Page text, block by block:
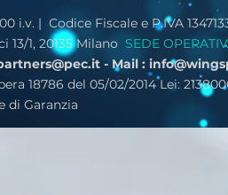
i.v. | Codice Fiscale e P.IVA
13/1, 20135 Milano SEDE
- Mail :
18786 del 05/02/2014 Lei:
di Garanzia